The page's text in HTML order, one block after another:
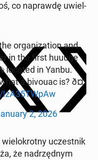
co na­praw­dę uwiel­
or­ga­ni­za­tion and
in the first huuuge
located in Yanbu.
a bivouac is? ð¤
2, 2026
wie­lo­krot­ny uczest­nik
że nad­rzęd­nym